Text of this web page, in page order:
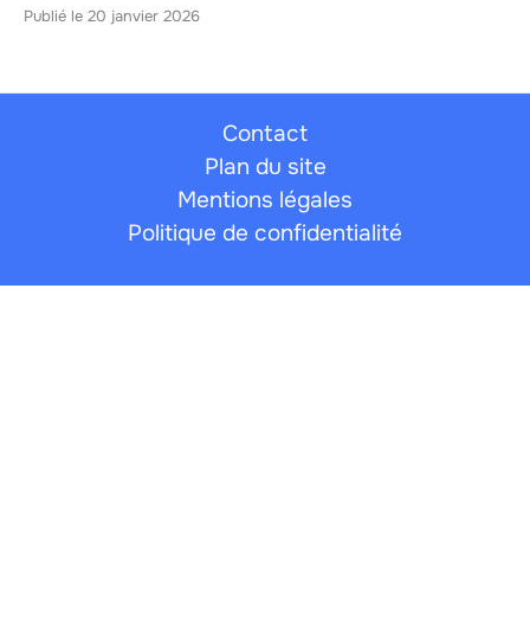
20 janvier 2026
Contact
Plan du site
Mentions légales
Politique de confidentialité